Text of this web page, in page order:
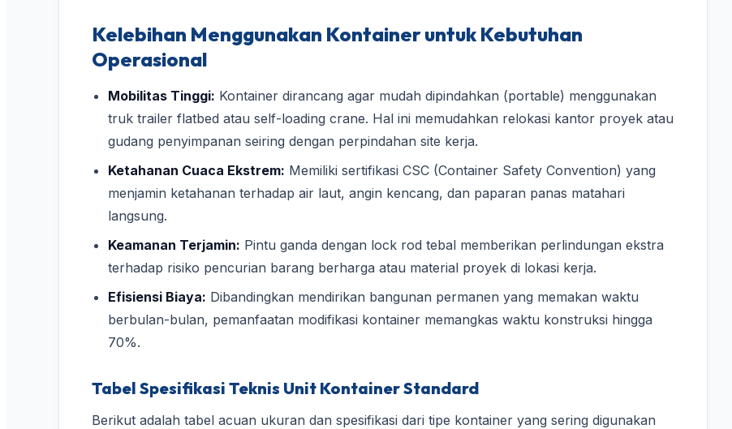
Kelebihan Menggunakan Kontainer untuk Kebutuhan
Operasional
Mobilitas Tinggi: Kontainer dirancang agar mudah dipindahkan (portable) menggunakan
truk trailer flatbed atau self-loading crane. Hal ini memudahkan relokasi kantor proyek atau
gudang penyimpanan seiring dengan perpindahan site kerja.
Ketahanan Cuaca Ekstrem: Memiliki sertifikasi CSC (Container Safety Convention) yang
menjamin ketahanan terhadap air laut, angin kencang, dan paparan panas matahari
langsung.
Keamanan Terjamin: Pintu ganda dengan lock rod tebal memberikan perlindungan ekstra
terhadap risiko pencurian barang berharga atau material proyek di lokasi kerja.
Efisiensi Biaya: Dibandingkan mendirikan bangunan permanen yang memakan waktu
berbulan-bulan, pemanfaatan modifikasi kontainer memangkas waktu konstruksi hingga
70%.
Tabel Spesifikasi Teknis Unit Kontainer Standard
Berikut adalah tabel acuan ukuran dan spesifikasi dari tipe kontainer yang sering digunakan